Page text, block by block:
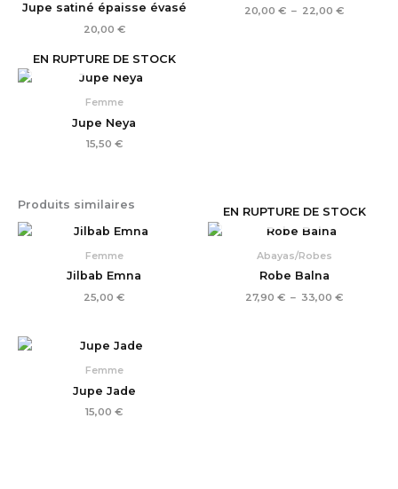
Jupe satiné épaisse évasé
20,00 €
20,00 € – 22,00 €
EN RUPTURE DE STOCK
Femme
Jupe Neya
15,50 €
Produits similaires
Femme
Jilbab Emna
25,00 €
EN RUPTURE DE STOCK
Abayas/Robes
Robe Balna
27,90 € – 33,00 €
Femme
Jupe Jade
15,00 €